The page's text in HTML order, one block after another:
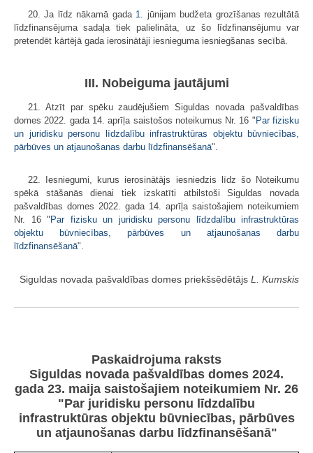
20. Ja līdz nākamā gada 1. jūnijam budžeta grozīšanas rezultātā
līdzfinansējuma sadaļa tiek palielināta, uz šo līdzfinansējumu var
pretendēt kārtējā gada ierosinātāji iesnieguma iesniegšanas secībā.
III. Nobeiguma jautājumi
21. Atzīt par spēku zaudējušiem Siguldas novada pašvaldības
domes 2022. gada 14. aprīļa saistošos noteikumus Nr. 16 " Par fizisku
un juridisku personu līdzdalību infrastruktūras objektu būvniecības,
pārbūves un atjaunošanas darbu līdzfinansēšanā".
22. Iesniegumi, kurus ierosinātājs iesniedzis līdz šo Noteikumu
spēkā stāšanās dienai tiek izskatīti atbilstoši Siguldas novada
pašvaldības domes 2022. gada 14. aprīļa saistošajiem noteikumiem
Nr. 16 " Par fizisku un juridisku personu līdzdalību infrastruktūras
objektu būvniecības, pārbūves un atjaunošanas darbu
līdzfinansēšanā".
Siguldas novada pašvaldības domes priekšsēdētājs L. Kumskis
Paskaidrojuma raksts
Siguldas novada pašvaldības domes 2024.
gada 23. maija saistošajiem noteikumiem Nr. 26
"Par juridisku personu līdzdalību
infrastruktūras objektu būvniecības, pārbūves
un atjaunošanas darbu līdzfinansēšanā"